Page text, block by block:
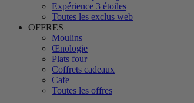
Expérience 3 étoiles
Toutes les exclus web
OFFRES
Moulins
Œnologie
Plats four
Coffrets cadeaux
Cafe
Toutes les offres